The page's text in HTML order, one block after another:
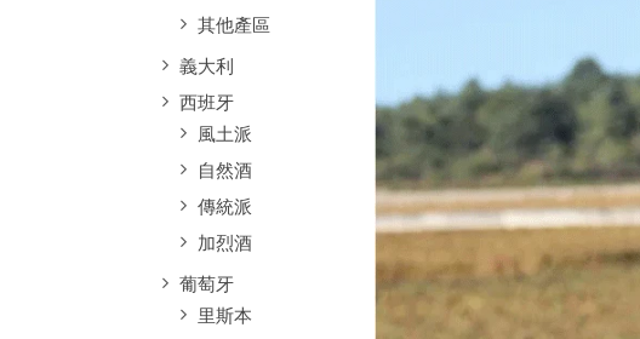
其他產區
義大利
西班牙
風土派
自然酒
傳統派
加烈酒
葡萄牙
里斯本